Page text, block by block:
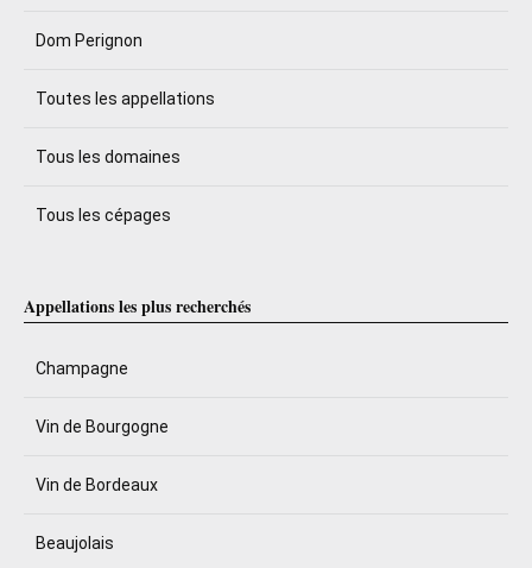
Dom Perignon
Toutes les appellations
Tous les domaines
Tous les cépages
Appellations les plus recherchés
Champagne
Vin de Bourgogne
Vin de Bordeaux
Beaujolais